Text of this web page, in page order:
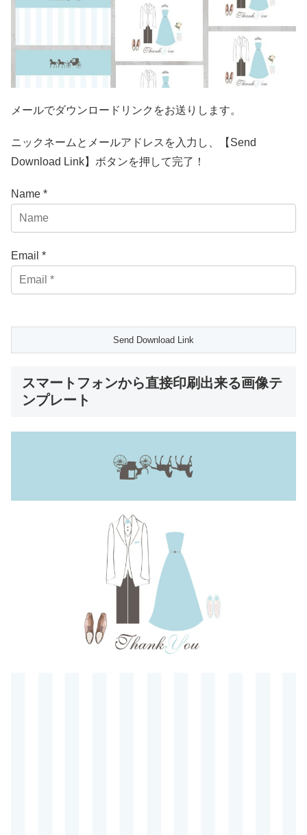
メールでダウンロードリンクをお送りします。
ニックネームとメールアドレスを入力し、【Send
Download Link】ボタンを押して完了！
Name *
Email *
スマートフォンから直接印刷出来る画像テ
ンプレート